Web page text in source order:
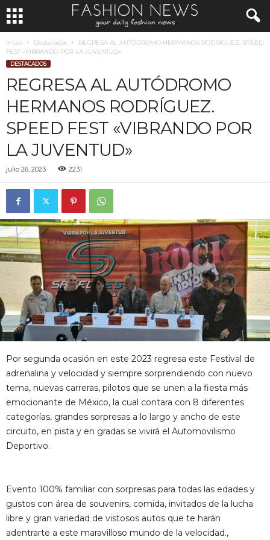
Inicio Destacados
REGRESA AL AUTÓDROMO HERMANOS RODRÍGUEZ. SPEED
FEST «VIBRANDO POR LA JUVENTUD»
DESTACADOS
REGRESA AL AUTÓDROMO
HERMANOS RODRÍGUEZ.
SPEED FEST «VIBRANDO POR
LA JUVENTUD»
julio 26, 2023 2231
Por segunda ocasión en este 2023 regresa este Festival de
adrenalina y velocidad y siempre sorprendiendo con nuevo
tema, nuevas carreras, pilotos que se unen a la fiesta más
emocionante de México, la cual contara con 8 diferentes
categorías, grandes sorpresas a lo largo y ancho de este
circuito, en pista y en gradas se vivirá el Automovilismo
Deportivo.
Evento 100% familiar con sorpresas para todas las edades y
gustos con área de souvenirs, comida, invitados de la lucha
libre y gran variedad de vistosos autos que te harán
adentrarte a este maravilloso mundo de la velocidad.,